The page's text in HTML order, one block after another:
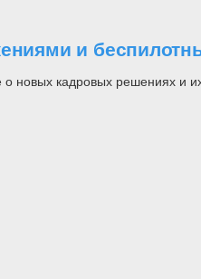
и
новых кадровых решениях и